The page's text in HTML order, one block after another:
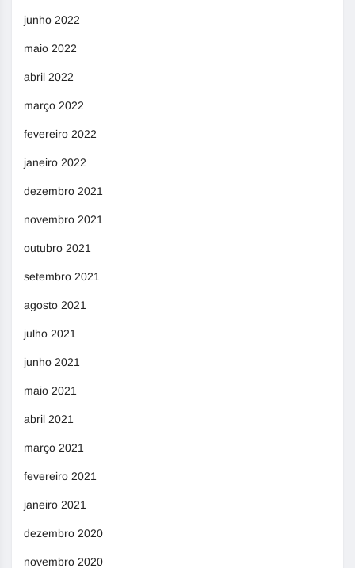
junho 2022
maio 2022
abril 2022
março 2022
fevereiro 2022
janeiro 2022
dezembro 2021
novembro 2021
outubro 2021
setembro 2021
agosto 2021
julho 2021
junho 2021
maio 2021
abril 2021
março 2021
fevereiro 2021
janeiro 2021
dezembro 2020
novembro 2020